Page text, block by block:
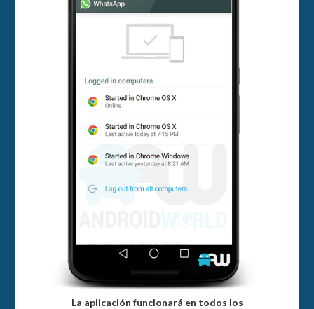
La aplicación funcionará en todos los